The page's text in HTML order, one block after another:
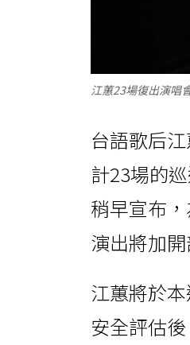
江蕙23場復出演唱
台語歌后
計23場的
稍早宣布
演出將加
江蕙將於
安全評估